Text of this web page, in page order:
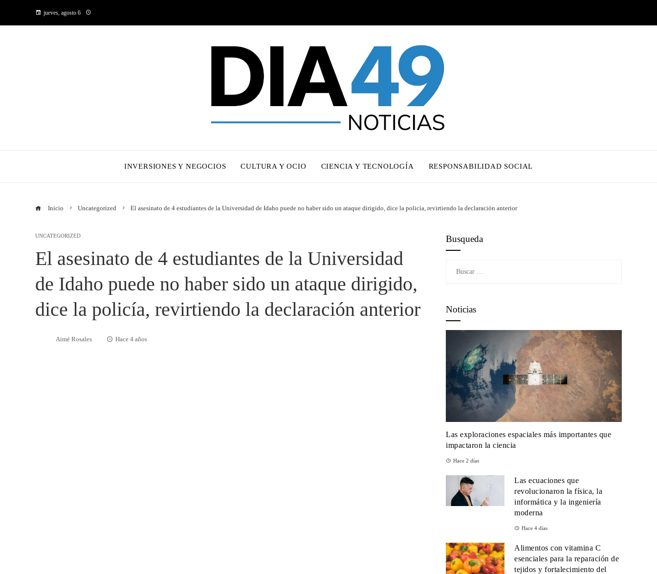
jueves, agosto 6
INVERSIONES Y NEGOCIOS CULTURA Y OCIO CIENCIA Y TECNOLOGÍA RESPONSABILIDAD SOCIAL
Inicio Uncategorized El asesinato de 4 estudiantes de la Universidad de Idaho puede no haber sido un ataque dirigido, dice la policía, revirtiendo la declaración anterior
UNCATEGORIZED
El asesinato de 4 estudiantes de la Universidad
de Idaho puede no haber sido un ataque dirigido,
dice la policía, revirtiendo la declaración anterior
Aimé Rosales Hace 4 años
Busqueda
Noticias
Las exploraciones espaciales más importantes que
impactaron la ciencia
Hace 2 días
Las ecuaciones que
revolucionaron la física, la
informática y la ingeniería
moderna
Hace 4 días
Alimentos con vitamina C
esenciales para la reparación de
tejidos y fortalecimiento del